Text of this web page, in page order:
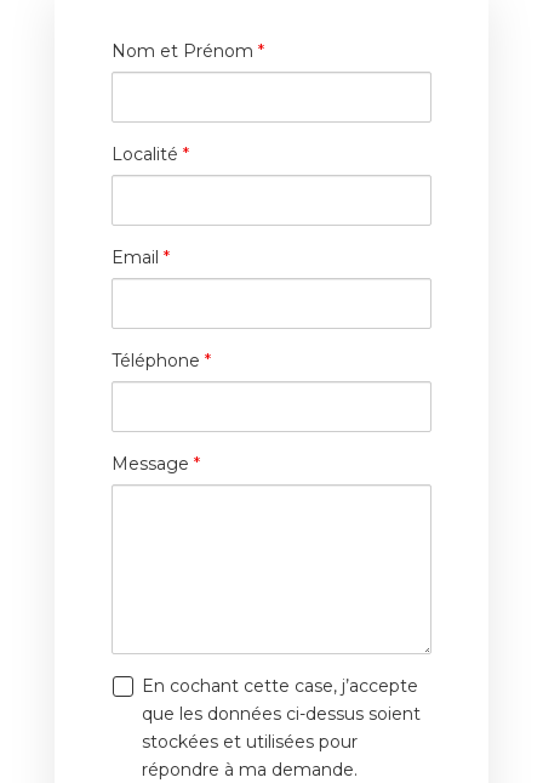
Nom et Prénom*
Localité*
Email*
Téléphone*
Message*
Consentement
En cochant cette case, j’accepte
que les données ci-dessus soient
stockées et utilisées pour
répondre à ma demande.